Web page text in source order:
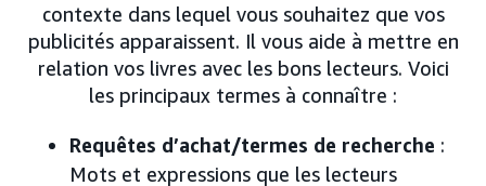
contexte dans lequel vous souhaitez que vos
publicités apparaissent. Il vous aide à mettre en
relation vos livres avec les bons lecteurs. Voici
les principaux termes à connaître :
Requêtes d’achat/termes de recherche :
Mots et expressions que les lecteurs